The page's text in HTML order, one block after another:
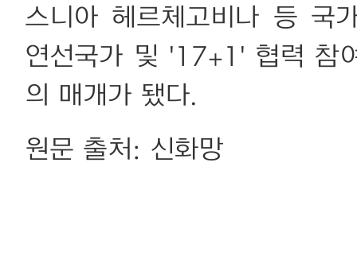
스니아 헤르체고비나 등 국
연선국가 및 '17+1' 협력 참
의 매개가 됐다.
원문 출처: 신화망